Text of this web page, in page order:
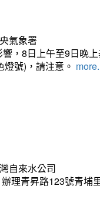
氣象署
，8日上午至9日晚
號)，請注意。
自來水公司
理青昇路123號青埔